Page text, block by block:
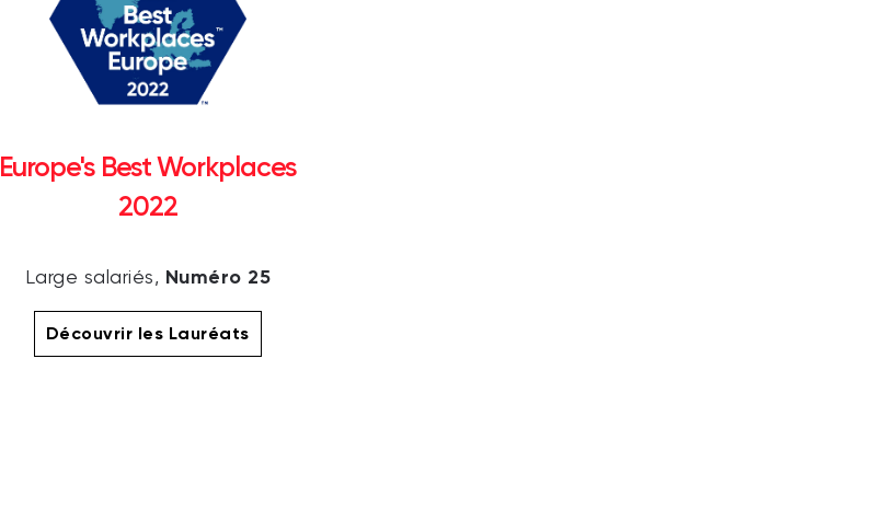
Europe's Best Workplaces
2022
Large salariés, Numéro 25
Découvrir les Lauréats